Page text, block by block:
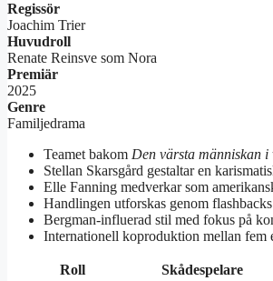
Regissör
Joachim Trier
Huvudroll
Renate Reinsve som Nora
Premiär
2025
Genre
Familjedrama
Teamet bakom Den värsta människan i
Stellan Skarsgård gestaltar en
Elle Fanning medverkar som
Handlingen utforskas genom
Bergman-influerad stil med fokus på
Internationell koproduktion mellan fem
Roll Skådespelare